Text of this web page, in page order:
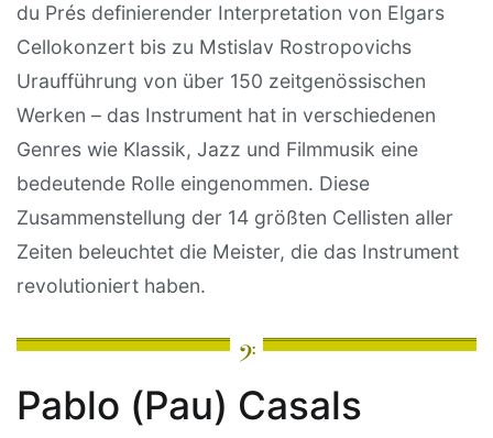
du Prés definierender Interpretation von Elgars
Cellokonzert bis zu Mstislav Rostropovichs
Uraufführung von über 150 zeitgenössischen
Werken – das Instrument hat in verschiedenen
Genres wie Klassik, Jazz und Filmmusik eine
bedeutende Rolle eingenommen. Diese
Zusammenstellung der 14 größten Cellisten aller
Zeiten beleuchtet die Meister, die das Instrument
revolutioniert haben.
Pablo (Pau) Casals